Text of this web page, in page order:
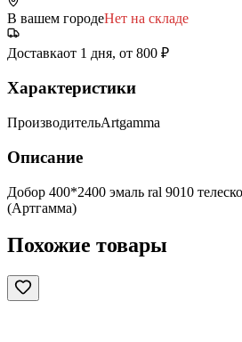
В вашем городеНет на складе
Доставкаот 1 дня, от 800 ₽
Характеристики
ПроизводительArtgamma
Описание
Добор 400*2400 эмаль ral 9010
(Артгамма)
Похожие товары